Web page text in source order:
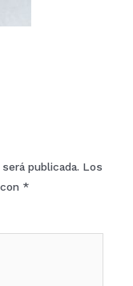
publicada. Los
*